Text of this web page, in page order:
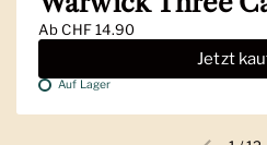
AbCHF 14.90
Jetzt
Auf Lager